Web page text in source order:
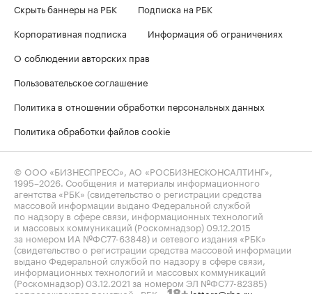
Скрыть баннеры на РБК
Подписка на РБК
Корпоративная подписка
Информация об ограничениях
О соблюдении авторских прав
Пользовательское соглашение
Политика в отношении обработки персональных данных
Политика обработки файлов cookie
© ООО «БИЗНЕСПРЕСС», АО «РОСБИЗНЕСКОНСАЛТИНГ»,
1995–2026 . Сообщения и материалы информационного
агентства «РБК» (свидетельство о регистрации средства
массовой информации выдано Федеральной службой
по надзору в сфере связи, информационных технологий
и массовых коммуникаций (Роскомнадзор) 09.12.2015
за номером ИА №ФС77-63848) и сетевого издания «РБК»
(свидетельство о регистрации средства массовой информации
выдано Федеральной службой по надзору в сфере связи,
информационных технологий и массовых коммуникаций
(Роскомнадзор) 03.12.2021 за номером ЭЛ №ФС77-82385)